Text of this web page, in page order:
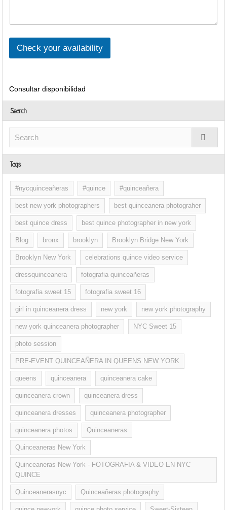
Check your availability
Consultar disponibilidad
Search
Tags
#nycquinceañeras #quince #quinceañera
best new york photographers best quinceanera photograher
best quince dress best quince photographer in new york
Blog bronx brooklyn Brooklyn Bridge New York
Brooklyn New York celebrations quince video service
dressquinceanera fotografia quinceañeras
fotografia sweet 15 fotografia sweet 16
girl in quinceanera dress new york new york photography
new york quinceanera photographer NYC Sweet 15
photo session
PRE-EVENT QUINCEAÑERA IN QUEENS NEW YORK
queens quinceanera quinceanera cake
quinceanera crown quinceanera dress
quinceanera dresses quinceanera photographer
quinceanera photos Quinceaneras
Quinceaneras New York
Quinceaneras New York - FOTOGRAFIA & VIDEO EN NYC
QUINCE
Quinceanerasnyc Quinceañeras photography